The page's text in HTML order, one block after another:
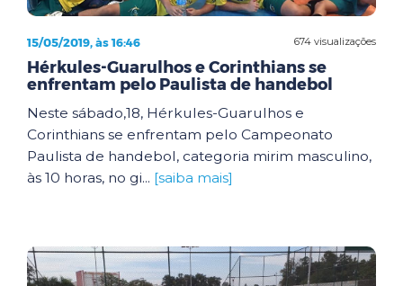
674 visualizações
15/05/2019, às 16:46
Hérkules-Guarulhos e Corinthians se
enfrentam pelo Paulista de handebol
Neste sábado,18, Hérkules-Guarulhos e
Corinthians se enfrentam pelo Campeonato
Paulista de handebol, categoria mirim masculino,
às 10 horas, no gi... [saiba mais]